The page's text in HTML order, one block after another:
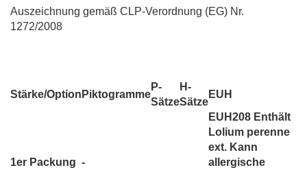
Auszeichnung gemäß CLP-Verordnung (EG) Nr.
1272/2008
Stärke/Option Piktogramme
P-
Sätze
H-
Sätze
EUH
1er Packung -
EUH208 Enthält
Lolium perenne
ext. Kann
allergische